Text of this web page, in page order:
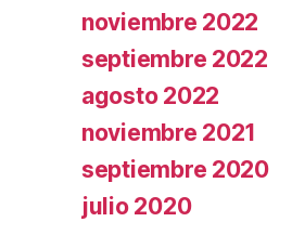
noviembre 2022
septiembre 2022
agosto 2022
noviembre 2021
septiembre 2020
julio 2020